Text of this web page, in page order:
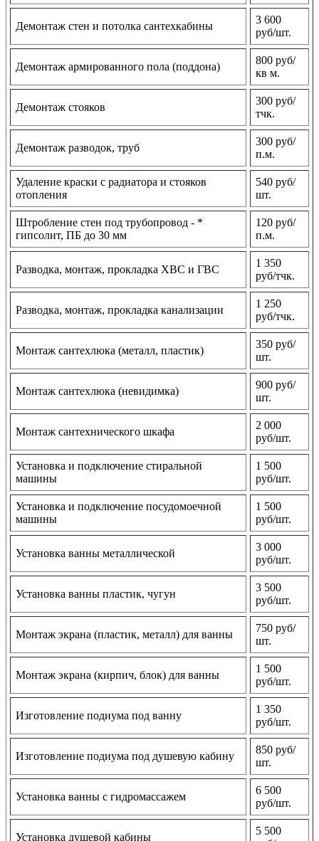
Демонтаж стен и потолка сантехкабины
3 600
руб/шт.
Демонтаж армированного пола (поддона)
800 руб/
кв м.
Демонтаж стояков
300 руб/
тчк.
Демонтаж разводок, труб
300 руб/
п.м.
Удаление краски с радиатора и стояков
отопления
540 руб/
шт.
Штробление стен под трубопровод - *
гипсолит, ПБ до 30 мм
120 руб/
п.м.
Разводка, монтаж, прокладка ХВС и ГВС
1 350
руб/тчк.
Разводка, монтаж, прокладка канализации
1 250
руб/тчк.
Монтаж сантехлюка (металл, пластик)
350 руб/
шт.
Монтаж сантехлюка (невидимка)
900 руб/
шт.
Монтаж сантехнического шкафа
2 000
руб/шт.
Установка и подключение стиральной
машины
1 500
руб/шт.
Установка и подключение посудомоечной
машины
1 500
руб/шт.
Установка ванны металлической
3 000
руб/шт.
Установка ванны пластик, чугун
3 500
руб/шт.
Монтаж экрана (пластик, металл) для ванны
750 руб/
шт.
Монтаж экрана (кирпич, блок) для ванны
1 500
руб/шт.
Изготовление подиума под ванну
1 350
руб/шт.
Изготовление подиума под душевую кабину
850 руб/
шт.
Установка ванны с гидромассажем
6 500
руб/шт.
Установка душевой кабины
5 500